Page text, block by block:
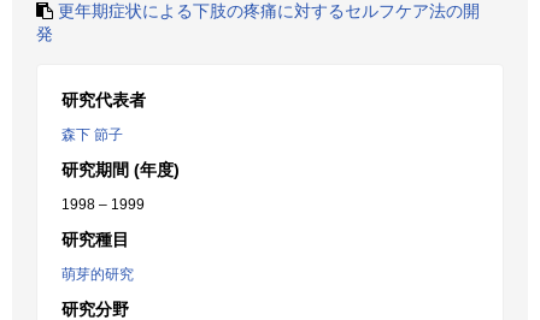
更年期症状による下肢の疼痛に対するセルフケア法の開
発
研究代表者
森下 節子
研究期間 (年度)
1998 – 1999
研究種目
萌芽的研究
研究分野